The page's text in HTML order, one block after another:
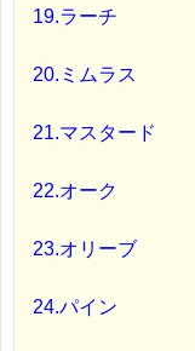
19.ラーチ
20.ミムラス
21.マスタード
22.オーク
23.オリーブ
24.パイン